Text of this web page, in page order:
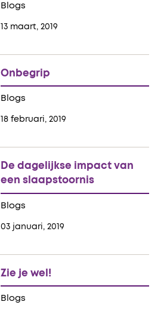
13 maart, 2019
Blogs
18 februari, 2019
Blogs
Onbegrip
03 januari, 2019
Blogs
De dagelijkse impact van
een slaapstoornis
Blogs
Zie je wel!